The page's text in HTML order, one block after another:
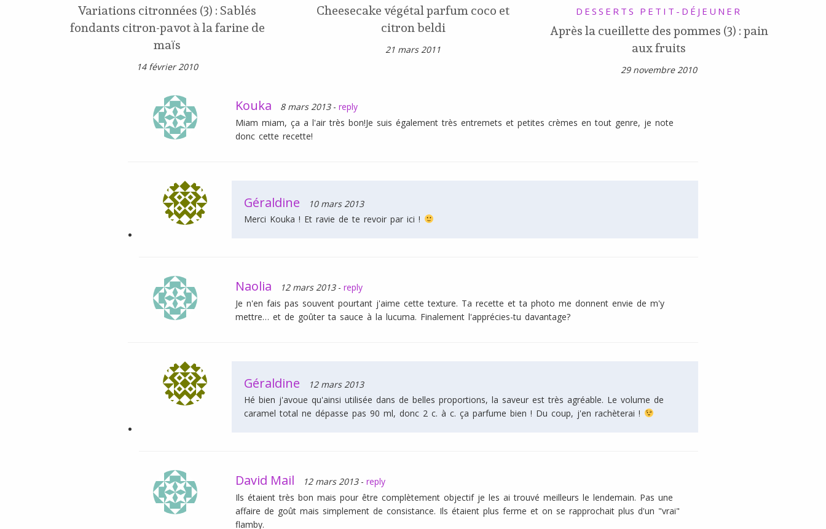
Variations citronnées (3) : Sablés
fondants citron-pavot à la farine de
maïs
14 février 2010
Cheesecake végétal parfum coco et
citron beldi
21 mars 2011
DESSERTS PETIT-DÉJEUNER
Après la cueillette des pommes (3) : pain
aux fruits
29 novembre 2010
Kouka 8 mars 2013 - reply
Miam miam, ça a l'air très bon!Je suis également très entremets et petites crèmes en tout genre, je note
donc cette recette!
Géraldine
10 mars 2013
Merci Kouka ! Et ravie de te revoir par ici !
Naolia 12 mars 2013 - reply
Je n'en fais pas souvent pourtant j'aime cette texture. Ta recette et ta photo me donnent envie de m'y
mettre… et de goûter ta sauce à la lucuma. Finalement l'apprécies-tu davantage?
Géraldine
12 mars 2013
Hé bien j'avoue qu'ainsi utilisée dans de belles proportions, la saveur est très agréable. Le volume de
caramel total ne dépasse pas 90 ml, donc 2 c. à c. ça parfume bien ! Du coup, j'en rachèterai !
David Mail 12 mars 2013 - reply
Ils étaient très bon mais pour être complètement objectif je les ai trouvé meilleurs le lendemain. Pas une
affaire de goût mais simplement de consistance. Ils étaient plus ferme et on se rapprochait plus d'un "vrai"
flamby.